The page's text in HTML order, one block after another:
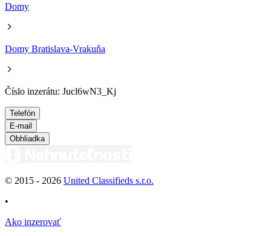
Domy
Domy Bratislava-Vrakuňa
Číslo inzerátu: Jucl6wN3_Kj
Telefón
E-mail
Obhliadka
© 2015 - 2026 United Classifieds s.r.o.
•
Ako inzerovať